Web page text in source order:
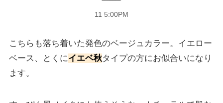
11 5:00PM
こちらも落ち着いた発色のベージュカラー。イエロー
ベース、とくにイエベ秋タイプの方にお似合いになり
ます。